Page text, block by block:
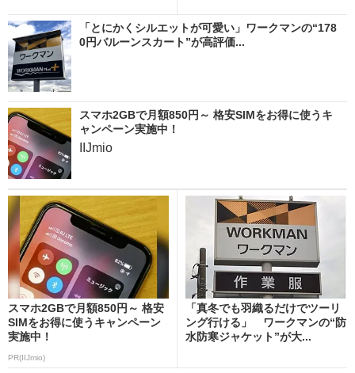
「とにかくシルエットが可愛い」ワークマンの“178
0円バルーンスカート”が高評価...
スマホ2GBで月額850円～ 格安SIMをお得に使うキ
ャンペーン実施中！
IIJmio
スマホ2GBで月額850円～ 格安
SIMをお得に使うキャンペーン
実施中！
PR(IIJmio)
「真冬でも羽織るだけでツーリ
ング行ける」 ワークマンの“防
水防寒ジャケット”が大...